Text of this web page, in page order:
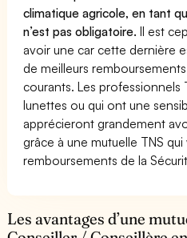
climatique agricole, en tant
n’est pas obligatoire.Il est
avoir une car cette dernière
de meilleurs
courants. Les professionnels
lunettes ou qui ont une
apprécieront grandement
grâce à une mutuelle TNS
remboursements de la
Les avantages d’une